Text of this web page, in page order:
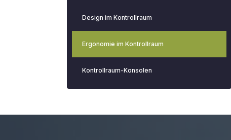
Design im Kontrollraum
Ergonomie im Kontrollraum
Kontrollraum-Konsolen